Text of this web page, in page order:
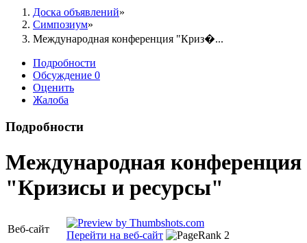
Доска объявлений
Симпозиум
Международная конференция "Криз�...
Подробности
Обсуждение 0
Оценить
Жалоба
Подробности
Международная конференция
"Кризисы и ресурсы"
Веб-сайт
Перейти на веб-сайт